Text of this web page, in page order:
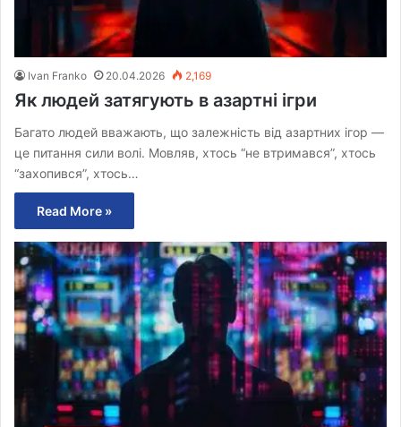
Ivan Franko 20.04.2026 2,169
Як людей затягують в азартні ігри
Багато людей вважають, що залежність від азартних ігор —
це питання сили волі. Мовляв, хтось “не втримався”, хтось
“захопився”, хтось…
Read More »